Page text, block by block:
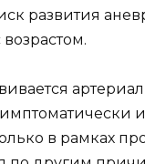
развития
в рамках